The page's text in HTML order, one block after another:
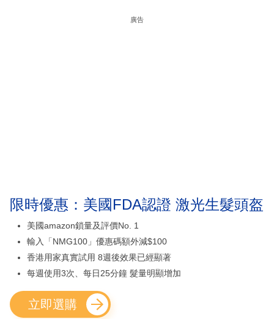
廣告
限時優惠：美國FDA認證 激光生髮頭盔
美國amazon鎖量及評價No. 1
輸入「NMG100」優惠碼額外減$100
香港用家真實試用 8週後效果已經顯著
每週使用3次、每日25分鐘 髮量明顯增加
立即選購